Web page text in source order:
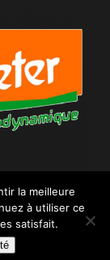
la meilleure
à utiliser ce
satisfait.